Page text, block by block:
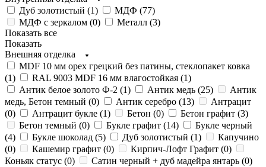
Дуб золотистый (1) МДФ (77)
МДФ с зеркалом (0) Металл (3)
Показать все
Показать
Внешняя отделка
MDF 10 мм орех грецкий без патины, стеклопакет ковка
(1) RAL 9003 MDF 16 мм влагостойкая (1)
Антик белое золото Ф-2 (1) Антик медь (25)
Антик
медь, Бетон темный (0) Антик серебро (13)
Антрацит
(0) Антрацит букле (1) Бетон (0) Бетон графит (3)
Бетон темный (0) Букле графит (14)
Букле черный
(4) Букле шоколад (5) Дуб золотистый (1)
Капучино
(0) Кашемир графит (0) Кирпич-Лофт Графит (0)
Коньяк статус (0) Сатин черный + дуб мадейра янтарь (0)